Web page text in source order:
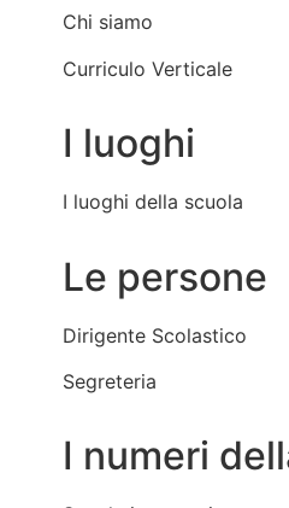
Chi siamo
Curriculo Verticale
I luoghi
I luoghi della scuola
Le persone
Dirigente Scolastico
Segreteria
I numeri